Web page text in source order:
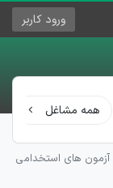
ورود کاربر
همه مشاغل
های استخدامی